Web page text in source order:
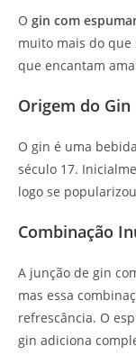
O gin com
muito mais do que
que encantam
Origem do Gin
O gin é uma
século 17.
logo se
Combinação
A junção de gin
mas essa
refrescância. O
gin adiciona